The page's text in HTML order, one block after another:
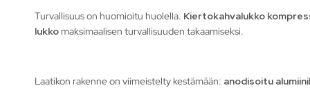
Turvallisuus on huomioitu huolella. Kiertokahvalukko
lukko maksimaalisen turvallisuuden takaamiseksi.
Laatikon rakenne on viimeistelty kestämään: anodisoitu